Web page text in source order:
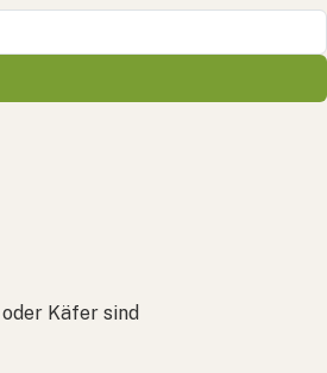
Käfer sind